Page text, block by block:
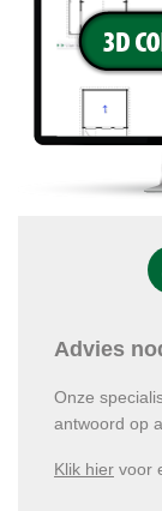
Advies
Onze
antwoord op
Klik hier voor